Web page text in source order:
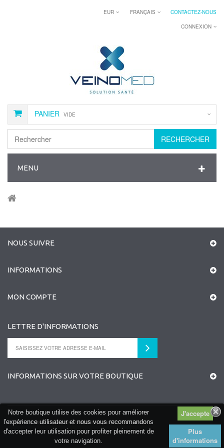
CONTACTEZ-NOUS
FRANÇAIS
EUR
CONNEXION
PANIER VIDE
RECHERCHER
MENU
Notre boutique utilise des cookies pour améliorer
l'expérience utilisateur et nous vous recommandons
d'accepter leur utilisation pour profiter pleinement de
votre navigation.
Plus
d'informations
NOUS SUIVRE
INFORMATIONS
©2026Un site e-commercePrestaShopparITIS Commerce
MON COMPTE
LETTRE D'INFORMATIONS
INFORMATIONS SUR VOTRE BOUTIQUE